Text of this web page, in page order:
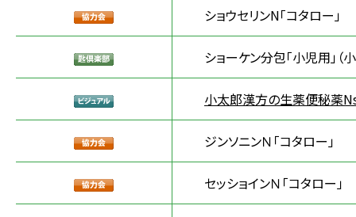
ショウセリンN「コタロー」
ショーケン分包「小児用」（
小太郎漢方の生薬便秘薬
ジンソニンＮ「コタロー」
セッショインＮ「コタロー」